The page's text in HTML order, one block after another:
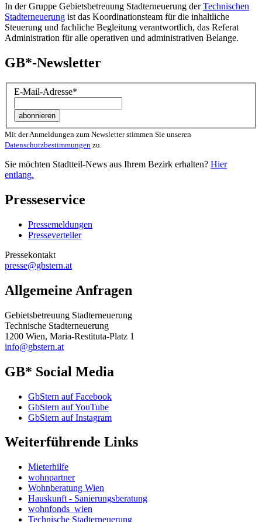
In der Gruppe Gebietsbetreuung Stadterneuerung derTechnischen
Stadterneuerung ist das Koordinationsteam für die inhaltliche
Steuerung und fachliche Begleitung verantwortlich, das Referat
Administration für alle operativen und administrativen Belange.
GB*-Newsletter
E-Mail-Adresse*
Mit der Anmeldungen zum Newsletter stimmen Sie unseren
Datenschutzbestimmungen zu.
Sie möchten Stadtteil-News aus Ihrem Bezirk erhalten? Hier
entlang.
Presseservice
Pressemeldungen
Presseverteiler
Pressekontakt
presse@gbstern.at
Allgemeine Anfragen
Gebietsbetreuung Stadterneuerung
Technische Stadterneuerung
1200 Wien, Maria-Restituta-Platz 1
info@gbstern.at
GB* Social Media
GbStern auf Facebook
GbStern auf YouTube
GbStern auf Instagram
Weiterführende Links
Mieterhilfe
wohnpartner
Wohnberatung Wien
Hauskunft - Sanierungsberatung
wohnfonds_wien
Technische Stadterneuerung